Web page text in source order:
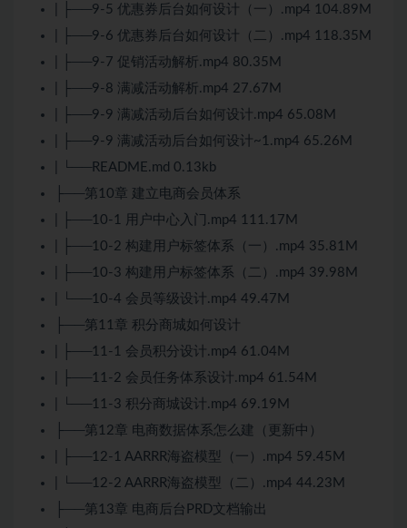
| ├──9-5 优惠券后台如何设计（一）.mp4 104.89M
| ├──9-6 优惠券后台如何设计（二）.mp4 118.35M
| ├──9-7 促销活动解析.mp4 80.35M
| ├──9-8 满减活动解析.mp4 27.67M
| ├──9-9 满减活动后台如何设计.mp4 65.08M
| ├──9-9 满减活动后台如何设计~1.mp4 65.26M
| └──README.md 0.13kb
├──第10章 建立电商会员体系
| ├──10-1 用户中心入门.mp4 111.17M
| ├──10-2 构建用户标签体系（一）.mp4 35.81M
| ├──10-3 构建用户标签体系（二）.mp4 39.98M
| └──10-4 会员等级设计.mp4 49.47M
├──第11章 积分商城如何设计
| ├──11-1 会员积分设计.mp4 61.04M
| ├──11-2 会员任务体系设计.mp4 61.54M
| └──11-3 积分商城设计.mp4 69.19M
├──第12章 电商数据体系怎么建（更新中）
| ├──12-1 AARRR海盗模型（一）.mp4 59.45M
| └──12-2 AARRR海盗模型（二）.mp4 44.23M
├──第13章 电商后台PRD文档输出